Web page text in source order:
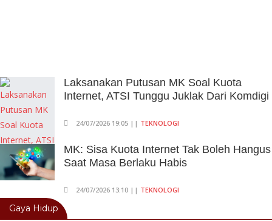
Laksanakan Putusan MK Soal Kuota
Internet, ATSI Tunggu Juklak Dari Komdigi
24/07/2026 19:05 || TEKNOLOGI
MK: Sisa Kuota Internet Tak Boleh Hangus
Saat Masa Berlaku Habis
24/07/2026 13:10 || TEKNOLOGI
Gaya Hidup